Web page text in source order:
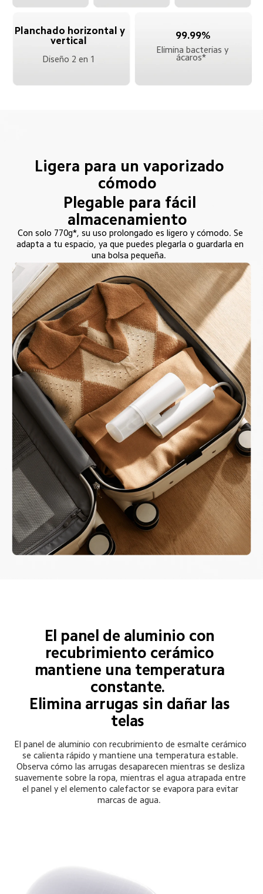
Planchado horizontal y
vertical
Diseño 2 en 1
99.99%
Elimina bacterias y
ácaros*
Ligera para un vaporizado
cómodo
Plegable para fácil
almacenamiento
Con solo 770g*, su uso prolongado es ligero y cómodo. Se
adapta a tu espacio, ya que puedes plegarla o guardarla en
una bolsa pequeña.
El panel de aluminio con
recubrimiento cerámico
mantiene una temperatura
constante.
Elimina arrugas sin dañar las
telas
El panel de aluminio con recubrimiento de esmalte cerámico
se calienta rápido y mantiene una temperatura estable.
Observa cómo las arrugas desaparecen mientras se desliza
suavemente sobre la ropa, mientras el agua atrapada entre
el panel y el elemento calefactor se evapora para evitar
marcas de agua.